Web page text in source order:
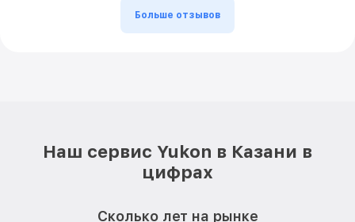
Больше отзывов
Наш сервис Yukon в Казани в
цифрах
Сколько лет на рынке